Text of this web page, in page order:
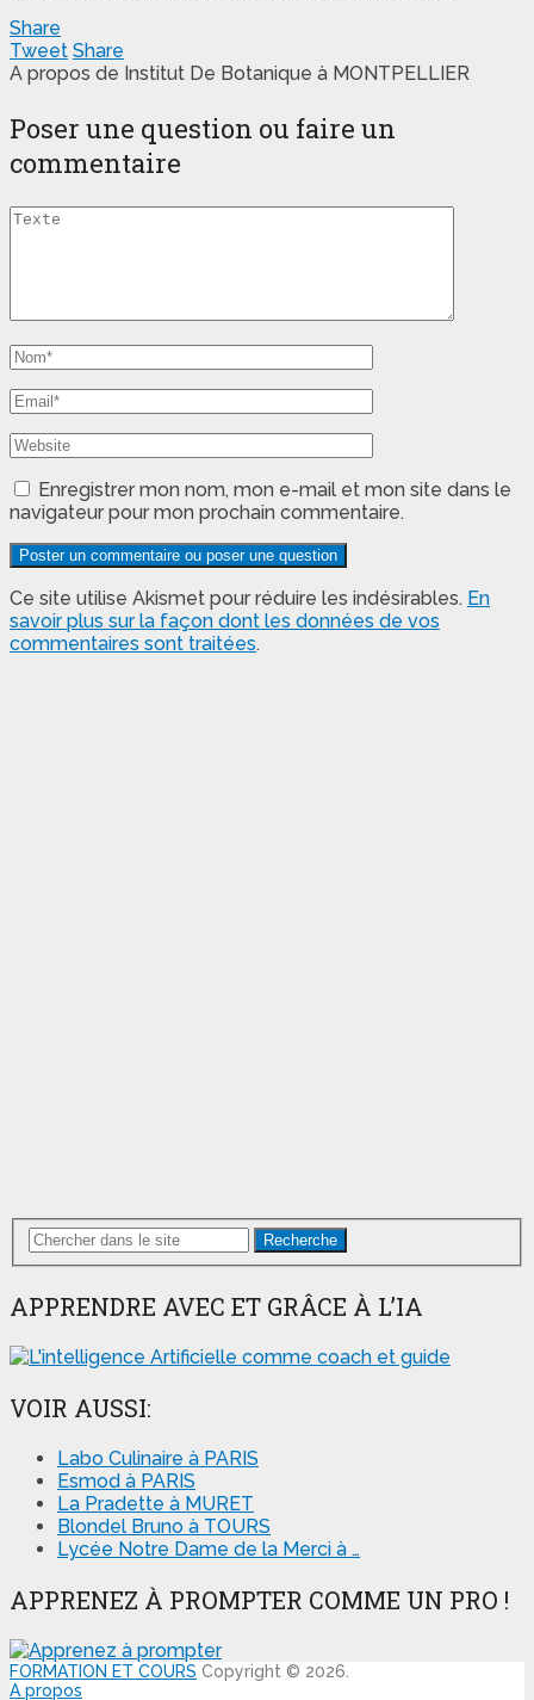
Share
Tweet Share
A propos de Institut De Botanique à MONTPELLIER
Poser une question ou faire un
commentaire
Enregistrer mon nom, mon e-mail et mon site dans le
navigateur pour mon prochain commentaire.
Ce site utilise Akismet pour réduire les indésirables. En
savoir plus sur la façon dont les données de vos
commentaires sont traitées.
Recherche
APPRENDRE AVEC ET GRÂCE À L’IA
VOIR AUSSI:
Labo Culinaire à PARIS
Esmod à PARIS
La Pradette à MURET
Blondel Bruno à TOURS
Lycée Notre Dame de la Merci à …
APPRENEZ À PROMPTER COMME UN PRO !
FORMATION ET COURS Copyright © 2026.
A propos